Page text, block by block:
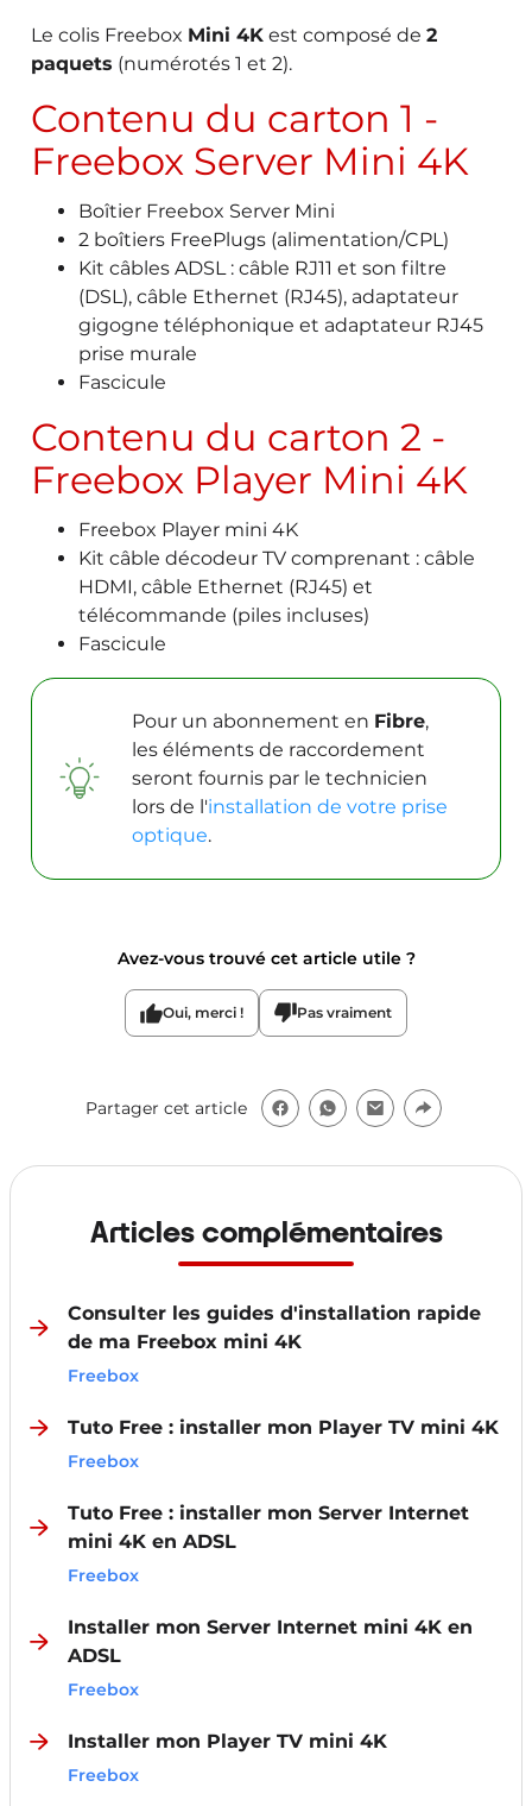
Le colis Freebox Mini 4K est composé de2
paquets (numérotés 1 et 2).
Contenu du carton 1 -
Freebox Server Mini 4K
Boîtier Freebox Server Mini
2 boîtiers FreePlugs (alimentation/CPL)
Kit câbles ADSL : câble RJ11 et son filtre
(DSL), câble Ethernet (RJ45), adaptateur
gigogne téléphonique et adaptateur RJ45
prise murale
Fascicule
Contenu du carton 2 -
Freebox Player Mini 4K
Freebox Player mini 4K
Kit câble décodeur TV comprenant : câble
HDMI, câble Ethernet (RJ45) et
télécommande (piles incluses)
Fascicule
Pour un abonnement en Fibre,
les éléments de raccordement
seront fournis par le technicien
lors de l'installation de votre prise
optique.
Avez-vous trouvé cet article utile ?
Oui, merci ! Pas vraiment
Partager cet article
Articles complémentaires
Consulter les guides d'installation rapide
de ma Freebox mini 4K
Freebox
Tuto Free : installer mon Player TV mini 4K
Freebox
Tuto Free : installer mon Server Internet
mini 4K en ADSL
Freebox
Installer mon Server Internet mini 4K en
ADSL
Freebox
Installer mon Player TV mini 4K
Freebox